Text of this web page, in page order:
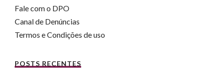
Fale com o DPO
Canal de Denúncias
Termos e Condições de uso
POSTS RECENTES